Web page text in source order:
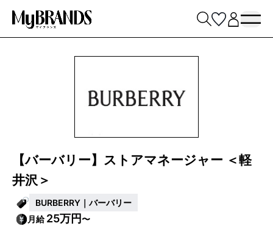
【バーバリー】ストアマネージャー ＜軽
井沢＞
BURBERRY｜バーバリー
月給25万円〜